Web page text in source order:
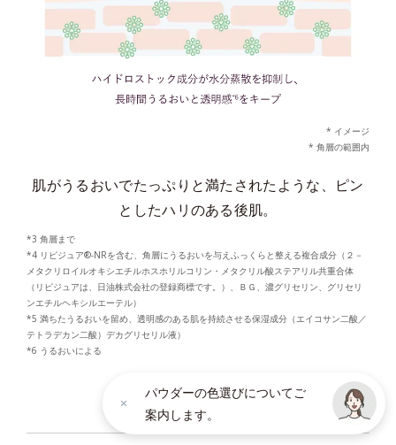
* イメージ
* 角層の範囲内
肌がうるおいでたっぷりと満たされたような、ピン
としたハリのある後肌。
*3 角層まで
*4 リピジュア®-NRを含む、角層にうるおいを与えふっくらと整える複合成分（２－
メタクリロイルオキシエチルホスホリルコリン・メタクリル酸ステアリル共重合体
（リピジュアは、日油株式会社の登録商標です。）、ＢＧ、濃グリセリン、グリセリ
ンエチルヘキシルエーテル）
*5 満ちたうるおいを留め、透明感のある肌を持続させる保湿成分（エイコサン二酸／
テトラデカン二酸）デカグリセリル液）
*6 うるおいによる
× CLOSE
パウダーの色選びについてご
案内します。